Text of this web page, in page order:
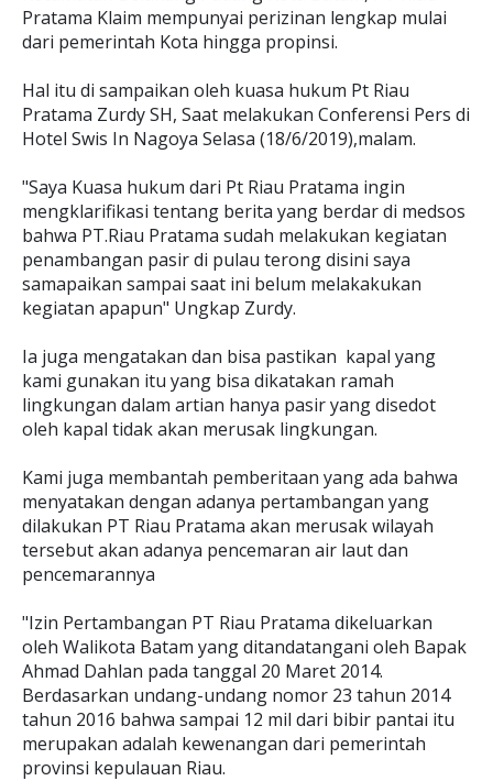
Pratama Klaim mempunyai perizinan lengkap mulai
dari pemerintah Kota hingga propinsi.
Hal itu di sampaikan oleh kuasa hukum Pt Riau
Pratama Zurdy SH, Saat melakukan Conferensi Pers di
Hotel Swis In Nagoya Selasa (18/6/2019),malam.
"Saya Kuasa hukum dari Pt Riau Pratama ingin
mengklarifikasi tentang berita yang berdar di medsos
bahwa PT.Riau Pratama sudah melakukan kegiatan
penambangan pasir di pulau terong disini saya
samapaikan sampai saat ini belum melakakukan
kegiatan apapun" Ungkap Zurdy.
Ia juga mengatakan dan bisa pastikan kapal yang
kami gunakan itu yang bisa dikatakan ramah
lingkungan dalam artian hanya pasir yang disedot
oleh kapal tidak akan merusak lingkungan.
Kami juga membantah pemberitaan yang ada bahwa
menyatakan dengan adanya pertambangan yang
dilakukan PT Riau Pratama akan merusak wilayah
tersebut akan adanya pencemaran air laut dan
pencemarannya
"Izin Pertambangan PT Riau Pratama dikeluarkan
oleh Walikota Batam yang ditandatangani oleh Bapak
Ahmad Dahlan pada tanggal 20 Maret 2014.
Berdasarkan undang-undang nomor 23 tahun 2014
tahun 2016 bahwa sampai 12 mil dari bibir pantai itu
merupakan adalah kewenangan dari pemerintah
provinsi kepulauan Riau.